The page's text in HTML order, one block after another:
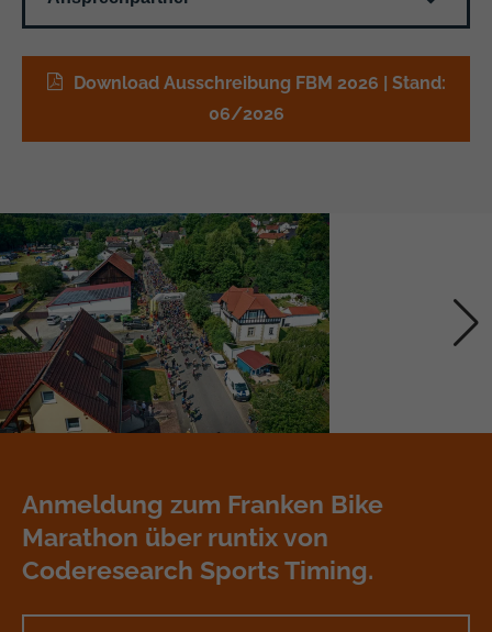
Download Ausschreibung FBM 2026 | Stand:
06/2026
Anmeldung zum Franken Bike
Marathon über runtix von
Coderesearch Sports Timing.